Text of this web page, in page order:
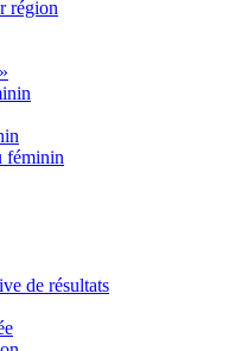
région
féminin
de résultats